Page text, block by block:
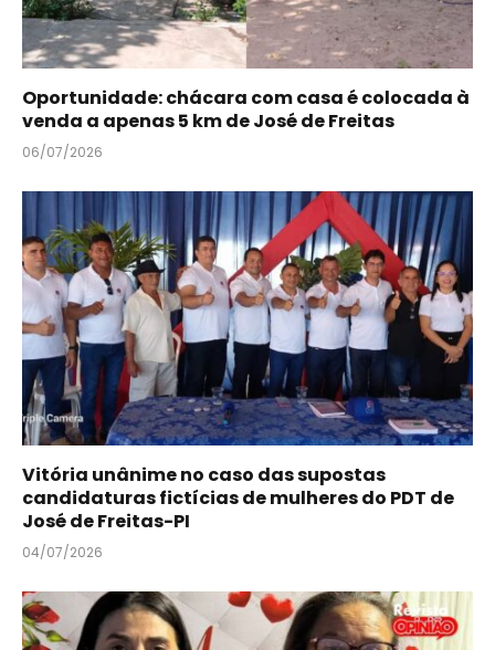
Oportunidade: chácara com casa é colocada à
venda a apenas 5 km de José de Freitas
06/07/2026
Vitória unânime no caso das supostas
candidaturas fictícias de mulheres do PDT de
José de Freitas-PI
04/07/2026